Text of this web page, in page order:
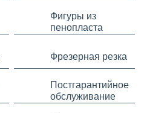
Фигуры из
пенопласта
Фрезерная резка
Постгарантийное
обслуживание